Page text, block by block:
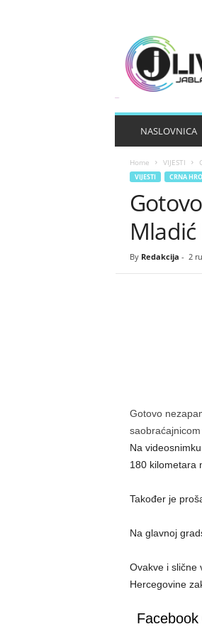
NASLOVNICA
Home VIJESTI
VIJESTI CRNA
By Redakcija - 2
Gotovo
Na
180 kilometara
Također je
Na glavnoj
Ovakve i slične
Hercegovine